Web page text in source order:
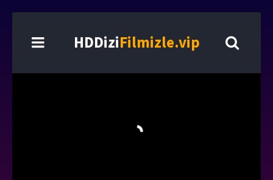
HDDiziFilmizle.vip